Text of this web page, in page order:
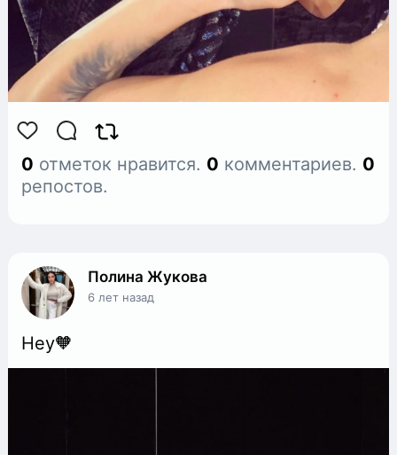
0 отметок нравится. 0 комментариев. 0
репостов.
Полина Жукова
6 лет назад
Hey🧡